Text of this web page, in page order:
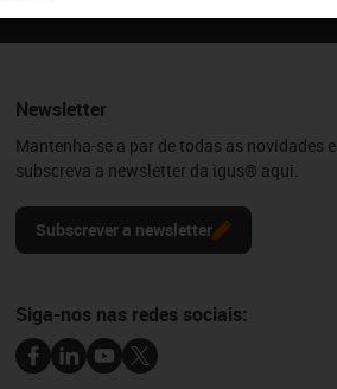
Newsletter
Mantenha-se a par de todas as novidades e
subscreva a newsletter da igus® aqui.
Subscrever a newsletter
Siga-nos nas redes sociais: